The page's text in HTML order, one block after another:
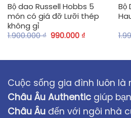
Bộ dao Russell Hobbs 5
món có giá đỡ Lưỡi thép
không gỉ
1.900.000₫ 990.000 ₫
Bộ
Cuộc sống gia đình luôn là
Châu Âu Authentic giúp
Châu Âu đến với ngôi nhà